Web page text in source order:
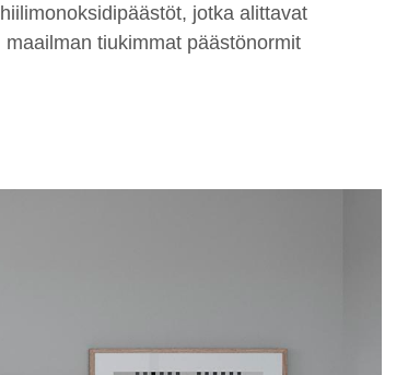
hiilimonoksidipäästöt, jotka alittavat
maailman tiukimmat päästönormit